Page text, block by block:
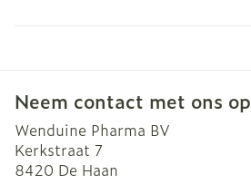
Neem contact met ons op
Wenduine Pharma BV
Kerkstraat 7
8420 De Haan